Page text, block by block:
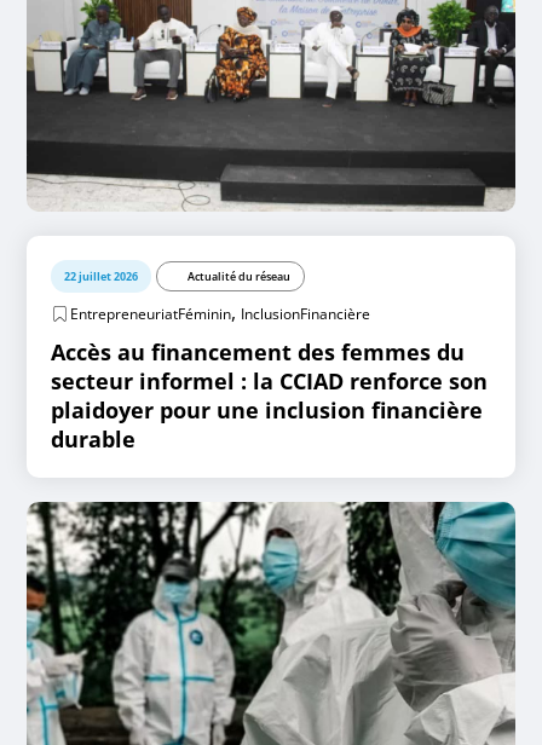
22 juillet 2026 Actualité du réseau
EntrepreneuriatFéminin, InclusionFinancière
Accès au financement des femmes du
secteur informel : la CCIAD renforce son
plaidoyer pour une inclusion financière
durable